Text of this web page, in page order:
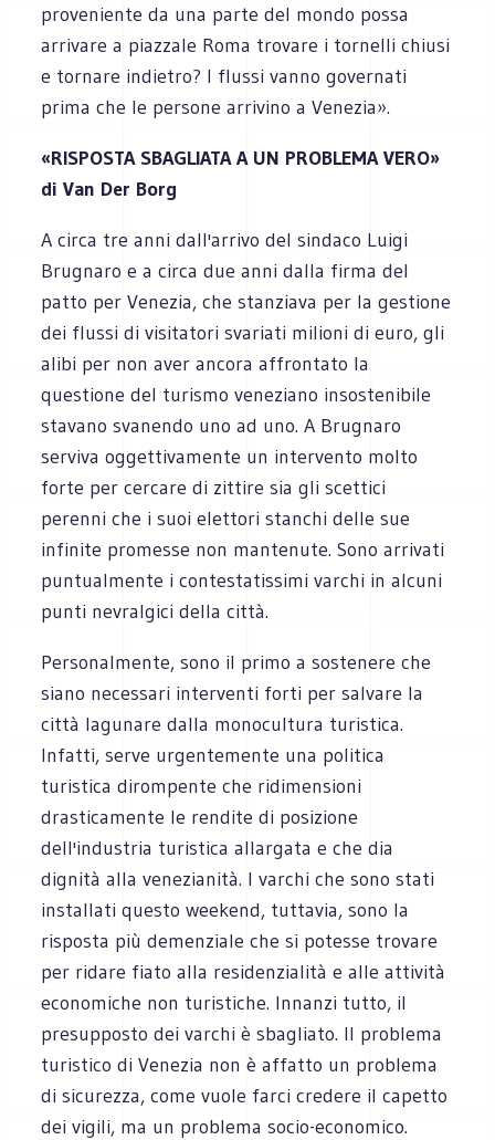
proveniente da una parte del mondo possa
arrivare a piazzale Roma trovare i tornelli chiusi
e tornare indietro? I flussi vanno governati
prima che le persone arrivino a Venezia».
«RISPOSTA SBAGLIATA A UN PROBLEMA VERO»
di Van Der Borg
A circa tre anni dall'arrivo del sindaco Luigi
Brugnaro e a circa due anni dalla firma del
patto per Venezia, che stanziava per la gestione
dei flussi di visitatori svariati milioni di euro, gli
alibi per non aver ancora affrontato la
questione del turismo veneziano insostenibile
stavano svanendo uno ad uno. A Brugnaro
serviva oggettivamente un intervento molto
forte per cercare di zittire sia gli scettici
perenni che i suoi elettori stanchi delle sue
infinite promesse non mantenute. Sono arrivati
puntualmente i contestatissimi varchi in alcuni
punti nevralgici della città.
Personalmente, sono il primo a sostenere che
siano necessari interventi forti per salvare la
città lagunare dalla monocultura turistica.
Infatti, serve urgentemente una politica
turistica dirompente che ridimensioni
drasticamente le rendite di posizione
dell'industria turistica allargata e che dia
dignità alla venezianità. I varchi che sono stati
installati questo weekend, tuttavia, sono la
risposta più demenziale che si potesse trovare
per ridare fiato alla residenzialità e alle attività
economiche non turistiche. Innanzi tutto, il
presupposto dei varchi è sbagliato. Il problema
turistico di Venezia non è affatto un problema
di sicurezza, come vuole farci credere il capetto
dei vigili, ma un problema socio-economico.